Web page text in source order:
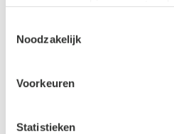
uw gebruik van hun services.
Noodzakelijk
Voorkeuren
Statistieken
Hol
& Ontslag